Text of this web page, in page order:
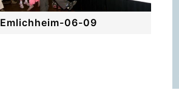
Emlichheim-06-09